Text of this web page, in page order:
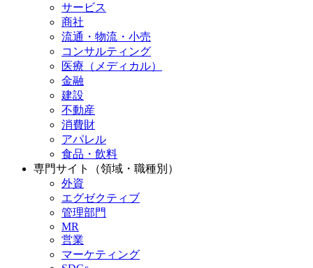
サービス
商社
流通・物流・小売
コンサルティング
医療（メディカル）
金融
建設
不動産
消費財
アパレル
食品・飲料
専門サイト（領域・職種別）
外資
エグゼクティブ
管理部門
MR
営業
マーケティング